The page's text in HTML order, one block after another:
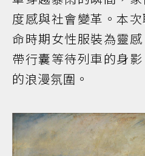
度感與社會變革。本
命時期女性服裝為靈
帶行囊等待列車的身
的浪漫氛圍。